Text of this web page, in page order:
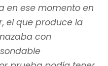
en ese momento en
el que produce la
con